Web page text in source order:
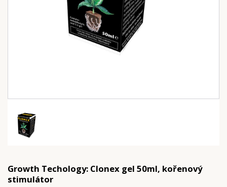
Growth Techology: Clonex gel 50ml, kořenový
stimulátor